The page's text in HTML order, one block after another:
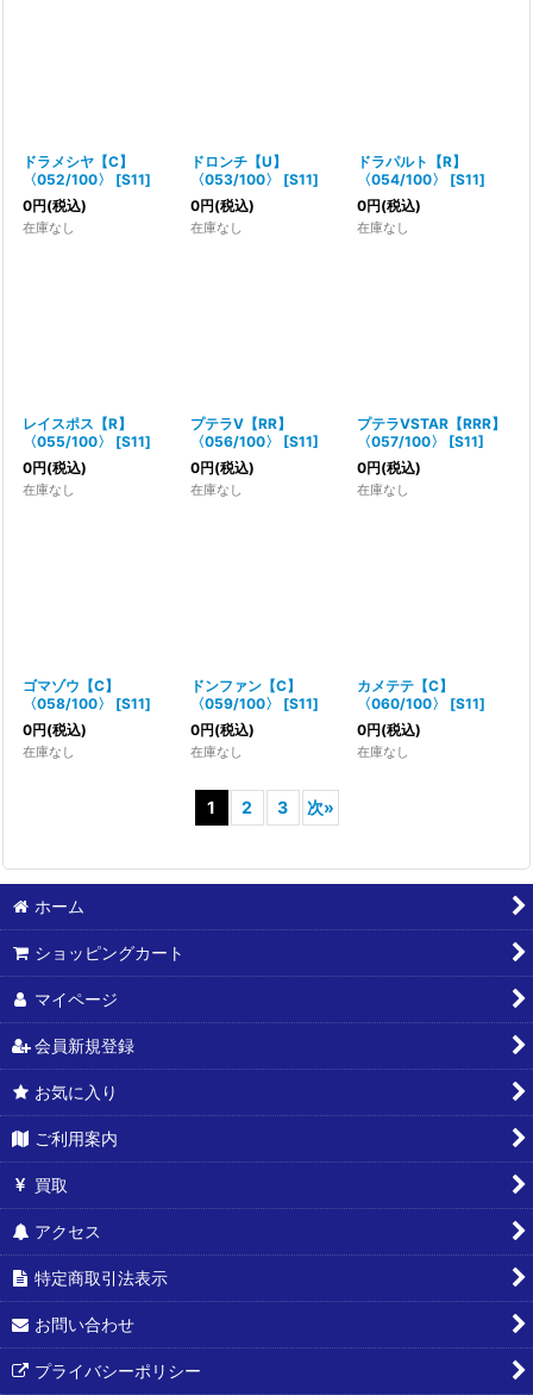
ドラメシヤ【C】
〈052/100〉
[S11]
0円(税込)
在庫なし
ドロンチ【U】
〈053/100〉
[S11]
0円(税込)
在庫なし
ドラパルト【R】
〈054/100〉
[S11]
0円(税込)
在庫なし
レイスポス【R】
〈055/100〉
[S11]
0円(税込)
在庫なし
プテラV【RR】
〈056/100〉
[S11]
0円(税込)
在庫なし
プテラVSTAR【RRR】
〈057/100〉
[S11]
0円(税込)
在庫なし
ゴマゾウ【C】
〈058/100〉
[S11]
0円(税込)
在庫なし
ドンファン【C】
〈059/100〉
[S11]
0円(税込)
在庫なし
カメテテ【C】
〈060/100〉
[S11]
0円(税込)
在庫なし
1 2 3 次»
ホーム
ショッピングカート
マイページ
会員新規登録
お気に入り
ご利用案内
買取
アクセス
特定商取引法表示
お問い合わせ
プライバシーポリシー